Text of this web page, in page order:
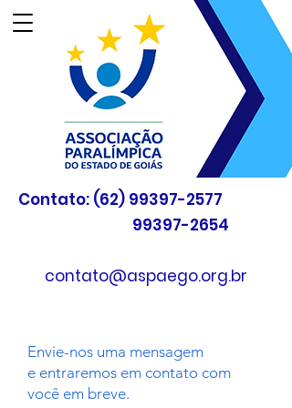
Contato: (62) 99397-2577
99397-2654
contato@aspaego.org.br
Envie-nos uma mensagem
e entraremos em contato com
você em breve.